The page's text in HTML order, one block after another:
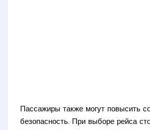
Пассажиры также могут повысить
безопасность. При выборе рейса